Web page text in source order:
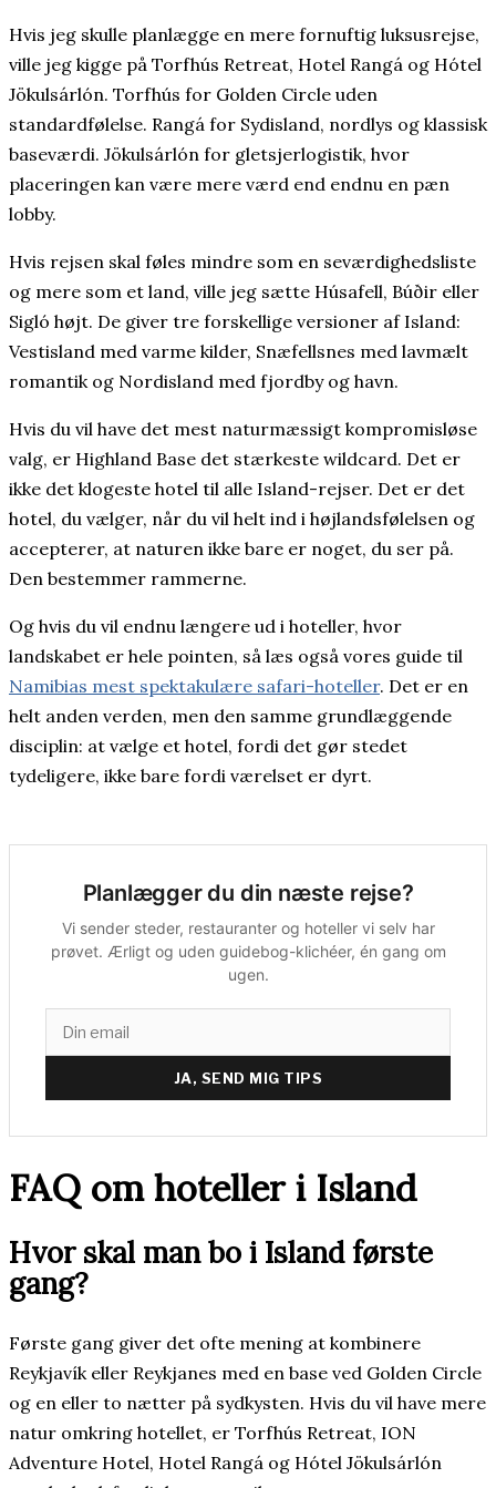
Hvis jeg skulle planlægge en mere fornuftig luksusrejse,
ville jeg kigge på Torfhús Retreat, Hotel Rangá og Hótel
Jökulsárlón. Torfhús for Golden Circle uden
standardfølelse. Rangá for Sydisland, nordlys og klassisk
baseværdi. Jökulsárlón for gletsjerlogistik, hvor
placeringen kan være mere værd end endnu en pæn
lobby.
Hvis rejsen skal føles mindre som en seværdighedsliste
og mere som et land, ville jeg sætte Húsafell, Búðir eller
Sigló højt. De giver tre forskellige versioner af Island:
Vestisland med varme kilder, Snæfellsnes med lavmælt
romantik og Nordisland med fjordby og havn.
Hvis du vil have det mest naturmæssigt kompromisløse
valg, er Highland Base det stærkeste wildcard. Det er
ikke det klogeste hotel til alle Island-rejser. Det er det
hotel, du vælger, når du vil helt ind i højlandsfølelsen og
accepterer, at naturen ikke bare er noget, du ser på.
Den bestemmer rammerne.
Og hvis du vil endnu længere ud i hoteller, hvor
landskabet er hele pointen, så læs også vores guide til
Namibias mest spektakulære safari-hoteller. Det er en
helt anden verden, men den samme grundlæggende
disciplin: at vælge et hotel, fordi det gør stedet
tydeligere, ikke bare fordi værelset er dyrt.
Planlægger du din næste rejse?
Vi sender steder, restauranter og hoteller vi selv har
prøvet. Ærligt og uden guidebog-klichéer, én gang om
ugen.
JA, SEND MIG TIPS
FAQ om hoteller i Island
Hvor skal man bo i Island første
gang?
Første gang giver det ofte mening at kombinere
Reykjavík eller Reykjanes med en base ved Golden Circle
og en eller to nætter på sydkysten. Hvis du vil have mere
natur omkring hotellet, er Torfhús Retreat, ION
Adventure Hotel, Hotel Rangá og Hótel Jökulsárlón